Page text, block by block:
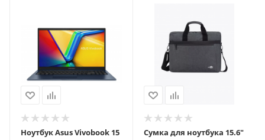
Ноутбук Asus Vivobook 15
Сумка для ноутбука 15.6"